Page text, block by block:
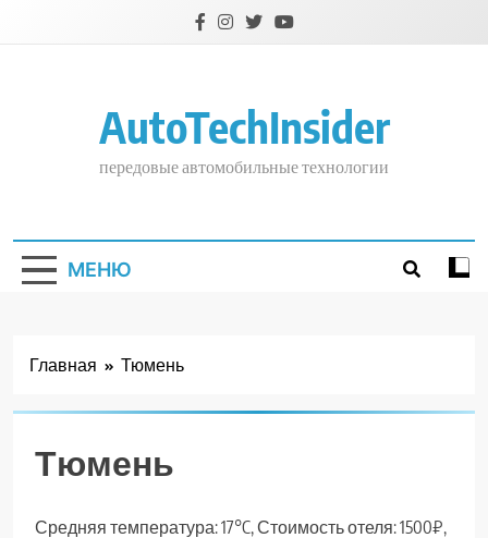
AutoTechInsider
передовые автомобильные технологии
МЕНЮ
Главная Тюмень
Тюмень
Средняя температура: 17°C, Стоимость отеля: 1500₽,